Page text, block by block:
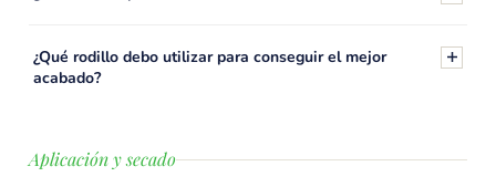
¿Qué rodillo debo utilizar para conseguir el mejor
acabado?
Aplicación y secado